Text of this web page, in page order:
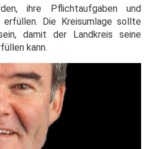
ihre Pflichtaufgaben und
Die Kreisumlage sollte
damit der Landkreis seine
kann.